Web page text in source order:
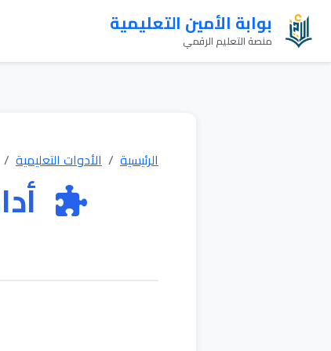
بوابة الأمين التعليمية
منصة التعليم الرقمي
الرئيسية الأدوات التعليمية